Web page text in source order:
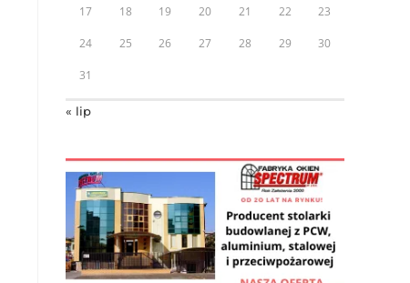
17 18 19 20 21 22 23
24 25 26 27 28 29 30
31
« lip